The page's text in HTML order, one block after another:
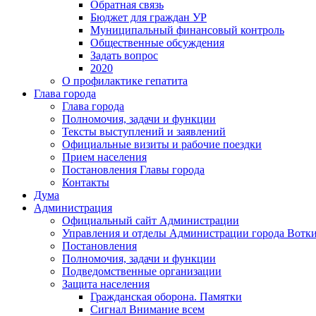
Обратная связь
Бюджет для граждан УР
Муниципальный финансовый контроль
Общественные обсуждения
Задать вопрос
2020
О профилактике гепатита
Глава города
Глава города
Полномочия, задачи и функции
Тексты выступлений и заявлений
Официальные визиты и рабочие поездки
Прием населения
Постановления Главы города
Контакты
Дума
Администрация
Официальный сайт Администрации
Управления и отделы Администрации города
Постановления
Полномочия, задачи и функции
Подведомственные организации
Защита населения
Гражданская оборона. Памятки
Сигнал Внимание всем